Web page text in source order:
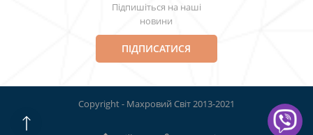
Підпишіться на наші
новини
ПІДПИСАТИСЯ
Copyright - Махровий Світ 2013-2021